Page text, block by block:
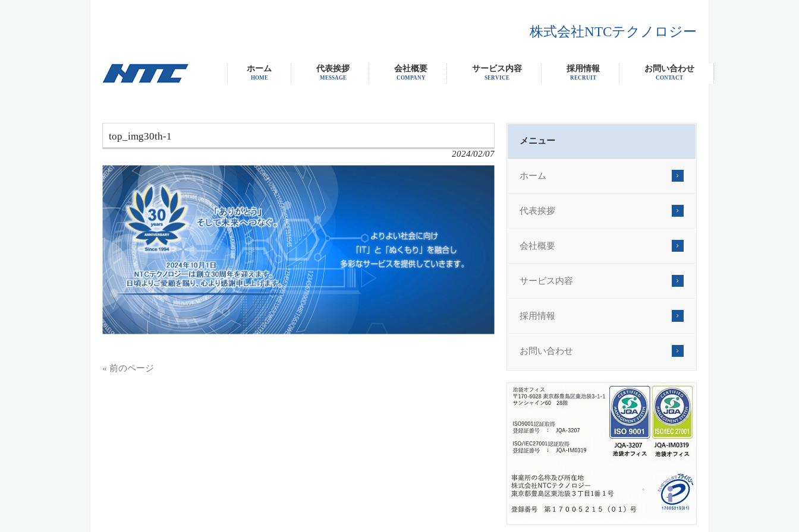
株式会社NTCテクノロジー
ホーム
HOME
代表挨拶
MESSAGE
会社概要
COMPANY
サービス内容
SERVICE
採用情報
RECRUIT
お問い合わせ
CONTACT
top_img30th-1
2024/02/07
« 前のページ
メニュー
ホーム
代表挨拶
会社概要
サービス内容
採用情報
お問い合わせ